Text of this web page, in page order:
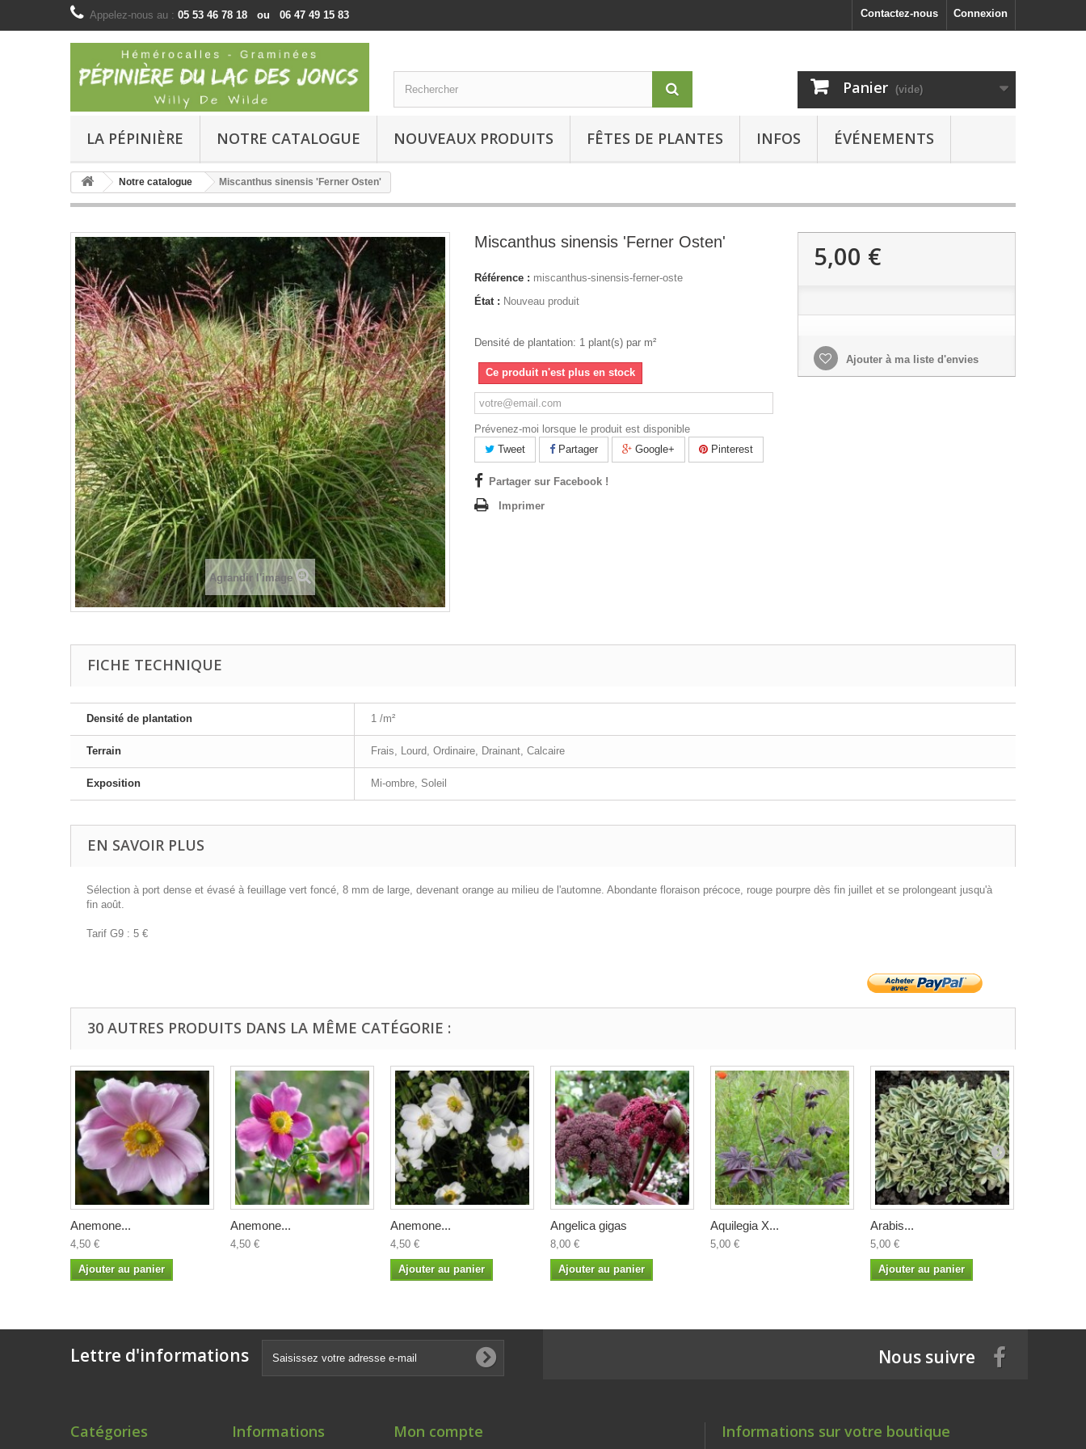
Connexion
Contactez-nous
Appelez-nous au : 05 53 46 78 18 ou 06 47 49 15 83
Panier (vide)
LA PÉPINIÈRE NOTRE CATALOGUE NOUVEAUX PRODUITS FÊTES DE PLANTES INFOS ÉVÉNEMENTS
Notre catalogue Miscanthus sinensis 'Ferner Osten'
Agrandir l'image
Miscanthus sinensis 'Ferner Osten'
Référence : miscanthus-sinensis-ferner-oste
État : Nouveau produit
Densité de plantation: 1 plant(s) par m²
Ce produit n'est plus en stock
Prévenez-moi lorsque le produit est disponible
Tweet
Partager Google+ Pinterest
Partager sur Facebook !
Imprimer
5,00 €
Ajouter à ma liste d'envies
FICHE TECHNIQUE
Densité de plantation 1 /m²
Terrain Frais, Lourd, Ordinaire, Drainant, Calcaire
Exposition Mi-ombre, Soleil
EN SAVOIR PLUS
Sélection à port dense et évasé à feuillage vert foncé, 8 mm de large, devenant orange au milieu de l'automne. Abondante floraison précoce, rouge pourpre dès fin juillet et se prolongeant jusqu'à
fin août.
Tarif G9 : 5 €
30 AUTRES PRODUITS DANS LA MÊME CATÉGORIE :
Anemone...
4,50 €
Ajouter au panier
Anemone...
4,50 €
Anemone...
4,50 €
Ajouter au panier
Angelica gigas
8,00 €
Ajouter au panier
Aquilegia X...
5,00 €
Arabis...
5,00 €
Ajouter au panier
Lettre d'informations Nous suivre
Catégories Informations Mon compte Informations sur votre boutique